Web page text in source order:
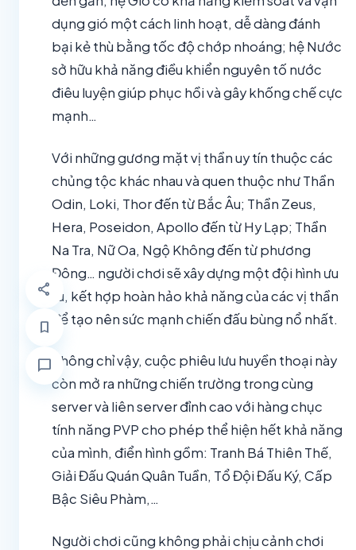
share
bookmark
chat_bubble
dụng gió một cách linh hoạt, dễ dàng đánh
bại kẻ thù bằng tốc độ chớp nhoáng; hệ Nước
sở hữu khả năng điều khiển nguyên tố nước
điêu luyện giúp phục hồi và gây khống chế cực
mạnh…
Với những gương mặt vị thần uy tín thuộc các
chủng tộc khác nhau và quen thuộc như Thần
Odin, Loki, Thor đến từ Bắc Âu; Thần Zeus,
Hera, Poseidon, Apollo đến từ Hy Lạp; Thần
Na Tra, Nữ Oa, Ngộ Không đến từ phương
Đông… người chơi sẽ xây dựng một đội hình ưu
tú, kết hợp hoàn hảo khả năng của các vị thần
để tạo nên sức mạnh chiến đấu bùng nổ nhất.
Không chỉ vậy, cuộc phiêu lưu huyền thoại này
còn mở ra những chiến trường trong cùng
server và liên server đỉnh cao với hàng chục
tính năng PVP cho phép thể hiện hết khả năng
của mình, điển hình gồm: Tranh Bá Thiên Thế,
Giải Đấu Quán Quân Tuần, Tổ Đội Đấu Ký, Cấp
Bậc Siêu Phàm,…
Người chơi cũng không phải chịu cảnh chơi